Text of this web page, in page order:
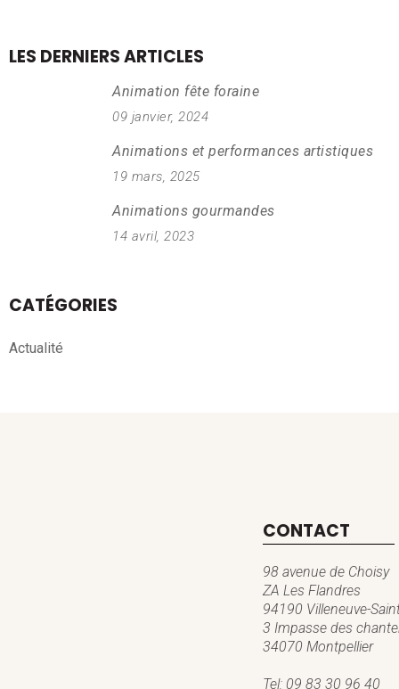
LES DERNIERS ARTICLES
Animation fête foraine
09 janvier, 2024
Animations et performances artistiques
19 mars, 2025
Animations gourmandes
14 avril, 2023
CATÉGORIES
Actualité
CONTACT
98 avenue de Choisy
ZA Les Flandres
94190 Villeneuve-
3 Impasse des
34070 Montpellier
Tel: 09 83 30 96 40